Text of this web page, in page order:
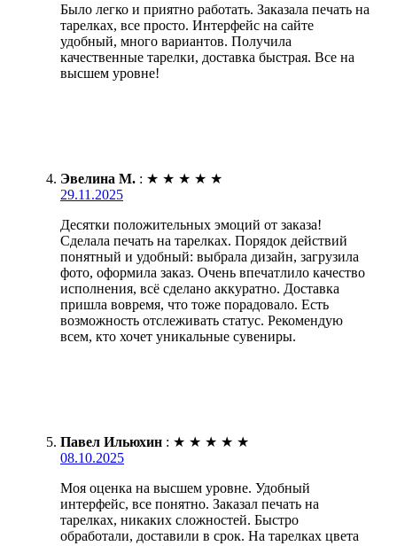
Было легко и приятно работать. Заказала печать на
тарелках, все просто. Интерфейс на сайте
удобный, много вариантов. Получила
качественные тарелки, доставка быстрая. Все на
высшем уровне!
Эвелина М. : ★ ★ ★ ★ ★
29.11.2025
Десятки положительных эмоций от заказа!
Сделала печать на тарелках. Порядок действий
понятный и удобный: выбрала дизайн, загрузила
фото, оформила заказ. Очень впечатлило качество
исполнения, всё сделано аккуратно. Доставка
пришла вовремя, что тоже порадовало. Есть
возможность отслеживать статус. Рекомендую
всем, кто хочет уникальные сувениры.
Павел Ильюхин : ★ ★ ★ ★ ★
08.10.2025
Моя оценка на высшем уровне. Удобный
интерфейс, все понятно. Заказал печать на
тарелках, никаких сложностей. Быстро
обработали, доставили в срок. На тарелках цвета